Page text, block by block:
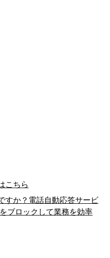
こちら
すか？電話自動応答サービ
ブロックして業務を効率